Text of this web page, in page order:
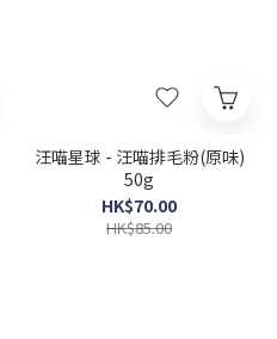
汪喵星球 - 汪喵排毛粉(原味)
50g
HK$70.00
HK$85.00